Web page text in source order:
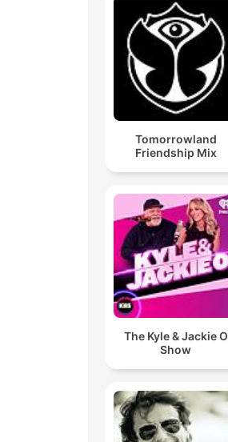
Tomorrowland
Friendship Mix
The Kyle & Jackie O
Show